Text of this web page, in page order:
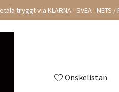
tryggt via KLARNA - SVEA - NETS
Önskelistan